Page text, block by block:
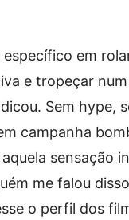
específico em
e tropeçar
Sem hype,
campanha
sensação
me falou disso
o perfil dos